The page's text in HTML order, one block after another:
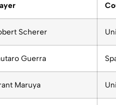
Scherer
Guerra
Maruya